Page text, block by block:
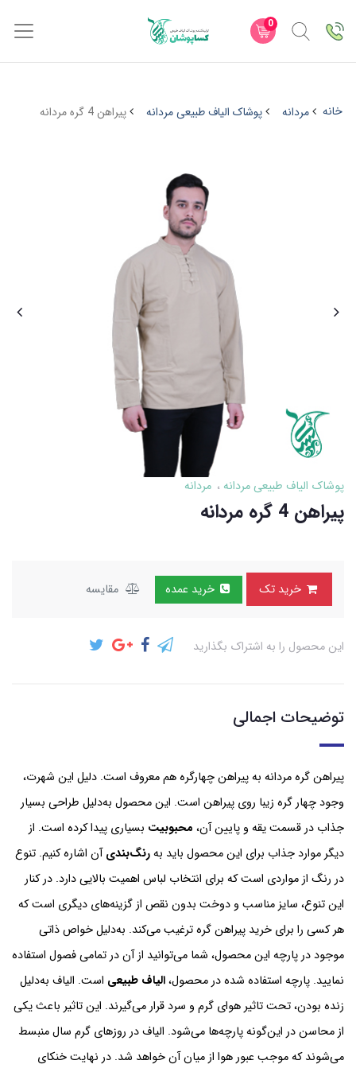
0
خانه مردانه پوشاک الیاف طبیعی مردانه پیراهن 4 گره مردانه
پوشاک الیاف طبیعی مردانه مردانه
پیراهن 4 گره مردانه
خرید تک خرید عمده مقایسه
این محصول را به اشتراک بگذارید
توضیحات اجمالی
پیراهن گره مردانه به پیراهن چهارگره هم معروف است. دلیل این شهرت،
وجود چهار گره زیبا روی پیراهن است. این محصول به‌دلیل طراحی بسیار
جذاب در قسمت یقه و پایین آن، محبوبیت بسیاری پیدا کرده است. از
دیگر موارد جذاب برای این محصول باید بهرنگ‌بندیآن اشاره کنیم. تنوع
در رنگ از مواردی است که برای انتخاب لباس اهمیت بالایی دارد. در کنار
این تنوع، سایز مناسب و دوخت بدون نقص از گزینه‌های دیگری است که
هر کسی را برای خرید پیراهن گره ترغیب می‌کند. به‌دلیل خواص ذاتی
موجود در پارچه این محصول، شما می‌توانید از آن در تمامی فصول استفاده
نمایید. پارچه استفاده شده در محصول،الیاف طبیعی است. الیاف به‌دلیل
زنده بودن، تحت تاثیر هوای گرم و سرد قرار می‌گیرند. این تاثیر باعث یکی
از محاسن در این‌گونه پارچه‌ها می‌شود. الیاف در روزهای گرم سال منبسط
می‌شوند که موجب عبور هوا از میان آن خواهد شد. در نهایت خنکای